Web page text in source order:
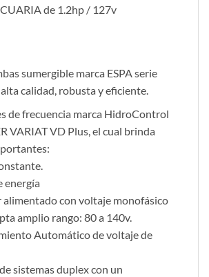
de 1.2hp / 127v
sumergible marca ESPA serie
calidad, robusta y eficiente.
de frecuencia marca HidroControl
VARIAT VD Plus, el cual brinda
energía
alimentado con voltaje monofásico
amplio rango: 80 a 140v.
Automático de voltaje de
sistemas duplex con un